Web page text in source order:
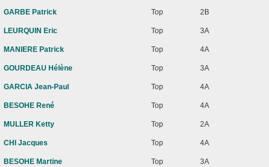
GARBE Patrick Top 2B
LEURQUIN Eric Top 3A
MANIERE Patrick Top 4A
GOURDEAU Hélène Top 3A
GARCIA Jean-Paul Top 4A
BESOHE René Top 4A
MULLER Ketty Top 2A
CHI Jacques Top 4A
BESOHE Martine Top 3A